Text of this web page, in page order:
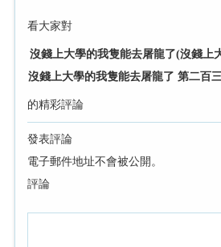
看大家對
沒錢上大學的我隻能去屠龍了(沒錢上
沒錢上大學的我隻能去屠龍了 第二百
的精彩評論
發表評論
電子郵件地址不會被公開。
評論